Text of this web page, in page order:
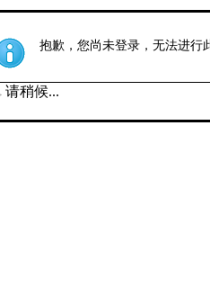
抱歉，您尚未登录，无法进行
请稍候...